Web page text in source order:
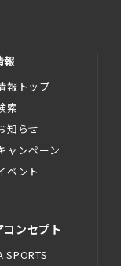
報
報トップ
索
知らせ
ャンペーン
ベント
コンセプト
SPORTS